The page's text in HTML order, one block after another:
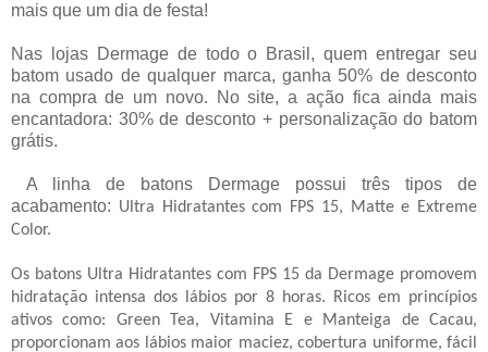
mais que um dia de festa!
Nas lojas Dermage de todo o Brasil, quem entregar seu
batom usado de qualquer marca, ganha 50% de desconto
na compra de um novo. No site, a ação fica ainda mais
encantadora: 30% de desconto + personalização do batom
grátis.
A linha de batons Dermage possui três tipos de
acabamento: Ultra Hidratantes com FPS 15, Matte e Extreme
Color.
Os batons Ultra Hidratantes com FPS 15 da Dermage promovem
hidratação intensa dos lábios por 8 horas. Ricos em princípios
ativos como: Green Tea, Vitamina E e Manteiga de Cacau,
proporcionam aos lábios maior maciez, cobertura uniforme, fácil